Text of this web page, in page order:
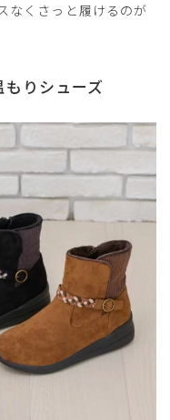
なくさっと履けるのが
りシューズ